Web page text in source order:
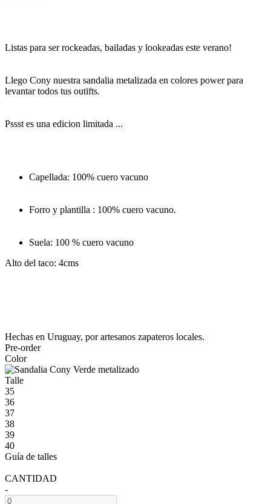
Listas para ser rockeadas, bailadas y lookeadas este verano!
Llego Cony nuestra sandalia metalizada en colores power para
levantar todos tus outifts.
Pssst es una edicion limitada ...
Capellada: 100% cuero vacuno
Forro y plantilla : 100% cuero vacuno.
Suela: 100 % cuero vacuno
Alto del taco: 4cms
Hechas en Uruguay, por artesanos zapateros locales.
Pre-order
Color
Talle
35
36
37
38
39
40
Guía de talles
CANTIDAD
-